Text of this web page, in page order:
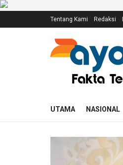
Tentang Kami Redaksi
UTAMA NASIONAL